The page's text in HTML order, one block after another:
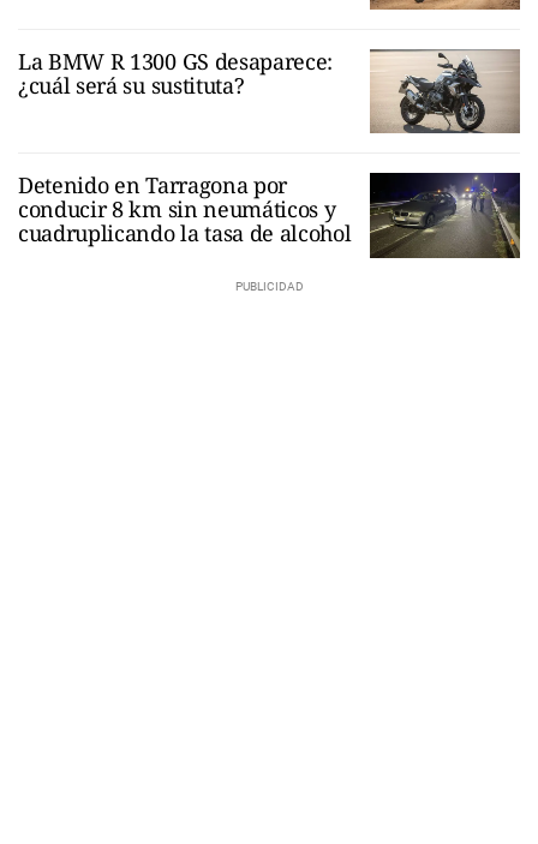
La BMW R 1300 GS desaparece:
¿cuál será su sustituta?
Detenido en Tarragona por
conducir 8 km sin neumáticos y
cuadruplicando la tasa de alcohol